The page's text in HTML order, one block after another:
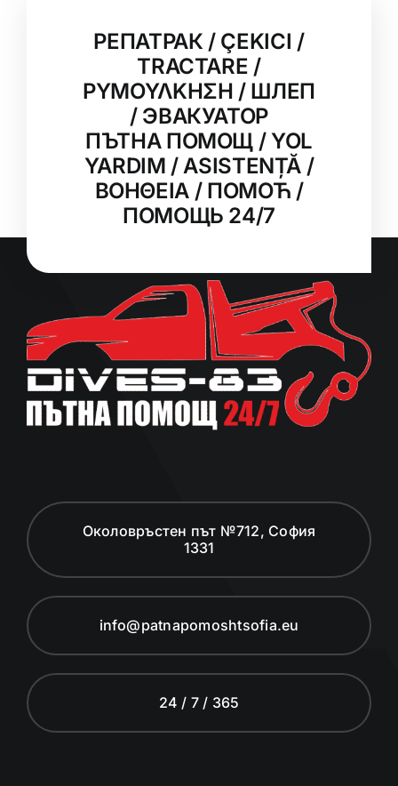
РЕПАТРАК / ÇEKICI /
TRACTARE /
ΡΥΜΟΥΛΚΗΣΗ / ШЛЕП
/ ЭВАКУАТОР
ПЪТНА ПОМОЩ / YOL
YARDIM / ASISTENȚĂ /
ΒΟΗΘΕΙΑ / ПОМОЋ /
ПОМОЩЬ 24/7
Околовръстен път №712, София
1331
info@patnapomoshtsofia.eu
24 / 7 / 365